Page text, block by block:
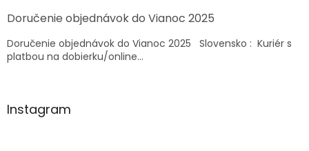
Doručenie objednávok do Vianoc 2025
Doručenie objednávok do Vianoc 2025 Slovensko : Kuriér s
platbou na dobierku/online...
Instagram